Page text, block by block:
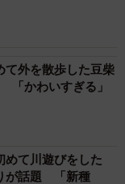
て外を散歩した豆柴
かわいすぎる」
めて川遊びをした
が話題 「新種